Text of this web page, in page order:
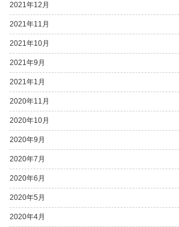
2021年12月
2021年11月
2021年10月
2021年9月
2021年1月
2020年11月
2020年10月
2020年9月
2020年7月
2020年6月
2020年5月
2020年4月